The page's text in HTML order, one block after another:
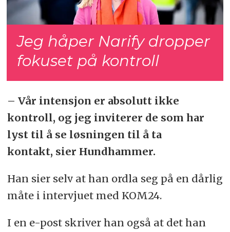
Jeg håper Narify dropper
fokuset på kontroll
– Vår intensjon er absolutt ikke
kontroll, og jeg inviterer de som har
lyst til å se løsningen til å ta
kontakt, sier Hundhammer.
Han sier selv at han ordla seg på en dårlig
måte i intervjuet med KOM24.
I en e-post skriver han også at det han